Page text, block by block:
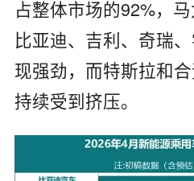
占整体市场的92%，马
比亚迪、吉利、奇瑞
现强劲，而特斯拉和
持续受到挤压。